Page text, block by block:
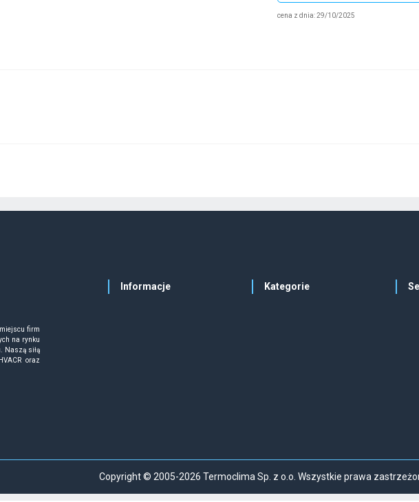
cena z dnia: 29/10/2025
firm
na rynku
Naszą siłą
oraz
Informacje Kategorie
Copyright © 2005-2026 Termoclima Sp. z o.o. Wszystkie prawa